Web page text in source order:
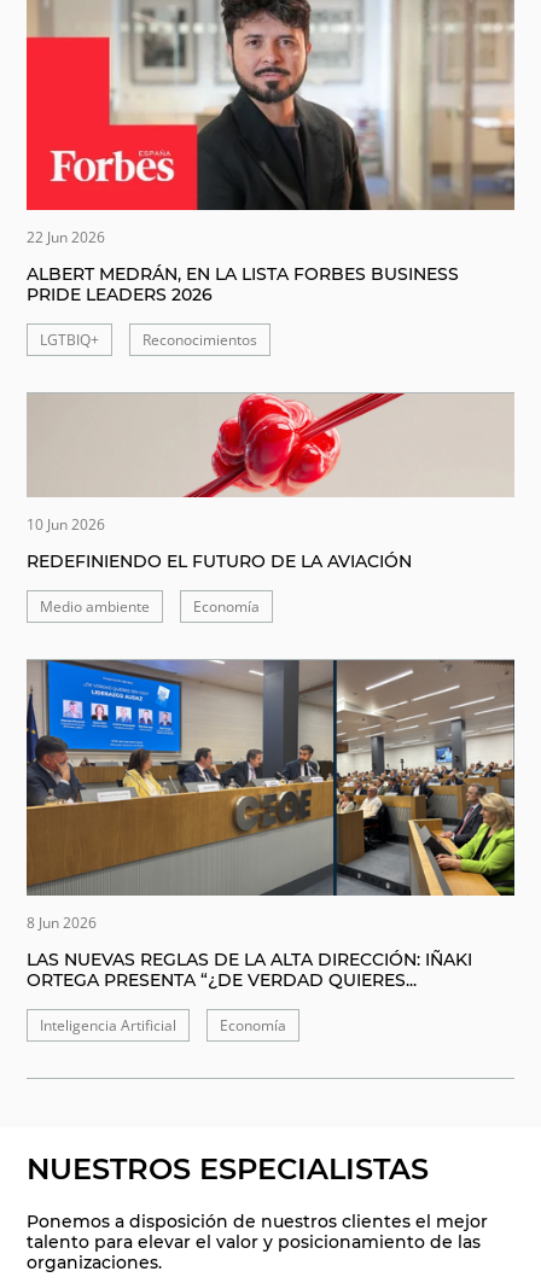
22 Jun 2026
ALBERT MEDRÁN, EN LA LISTA FORBES BUSINESS
PRIDE LEADERS 2026
LGTBIQ+ Reconocimientos
10 Jun 2026
REDEFINIENDO EL FUTURO DE LA AVIACIÓN
Medio ambiente Economía
8 Jun 2026
LAS NUEVAS REGLAS DE LA ALTA DIRECCIÓN: IÑAKI
ORTEGA PRESENTA “¿DE VERDAD QUIERES...
Inteligencia Artificial Economía
NUESTROS ESPECIALISTAS
Ponemos a disposición de nuestros clientes el mejor
talento para elevar el valor y posicionamiento de las
organizaciones.